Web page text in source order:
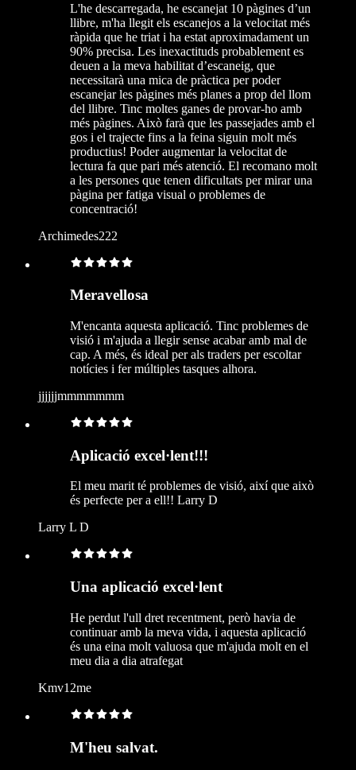
L'he descarregada, he escanejat 10 pàgines d’un
llibre, m'ha llegit els escanejos a la velocitat més
ràpida que he triat i ha estat aproximadament un
90% precisa. Les inexactituds probablement es
deuen a la meva habilitat d’escaneig, que
necessitarà una mica de pràctica per poder
escanejar les pàgines més planes a prop del llom
del llibre. Tinc moltes ganes de provar-ho amb
més pàgines. Això farà que les passejades amb el
gos i el trajecte fins a la feina siguin molt més
productius! Poder augmentar la velocitat de
lectura fa que pari més atenció. El recomano molt
a les persones que tenen dificultats per mirar una
pàgina per fatiga visual o problemes de
concentració!
Archimedes222
Meravellosa
M'encanta aquesta aplicació. Tinc problemes de
visió i m'ajuda a llegir sense acabar amb mal de
cap. A més, és ideal per als traders per escoltar
notícies i fer múltiples tasques alhora.
jjjjjjmmmmmmm
Aplicació excel·lent!!!
El meu marit té problemes de visió, així que això
és perfecte per a ell!! Larry D
Larry L D
Una aplicació excel·lent
He perdut l'ull dret recentment, però havia de
continuar amb la meva vida, i aquesta aplicació
és una eina molt valuosa que m'ajuda molt en el
meu dia a dia atrafegat
Kmv12me
M'heu salvat.